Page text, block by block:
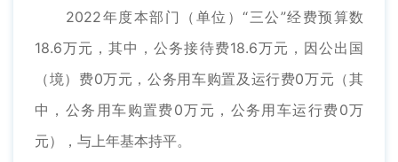
2022年度本部门（单位）“三公”经费预算数
18.6万元，其中，公务接待费18.6万元，因公出国
（境）费0万元，公务用车购置及运行费0万元（其
中，公务用车购置费0万元，公务用车运行费0万
元），与上年基本持平。